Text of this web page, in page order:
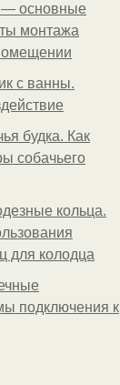
— основные
монтажа
с ванны.
будка. Как
собачьего
кольца.
для колодца
подключения к